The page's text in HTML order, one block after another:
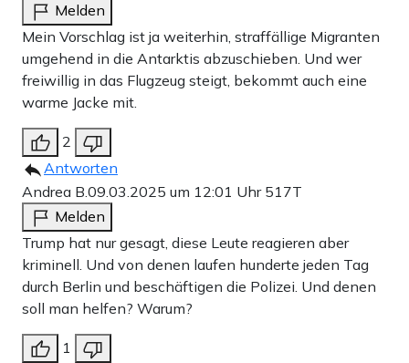
Melden
Mein Vorschlag ist ja weiterhin, straffällige Migranten
umgehend in die Antarktis abzuschieben. Und wer
freiwillig in das Flugzeug steigt, bekommt auch eine
warme Jacke mit.
2
Antworten
Andrea B.09.03.2025 um 12:01 Uhr 517T
Melden
Trump hat nur gesagt, diese Leute reagieren aber
kriminell. Und von denen laufen hunderte jeden Tag
durch Berlin und beschäftigen die Polizei. Und denen
soll man helfen? Warum?
1